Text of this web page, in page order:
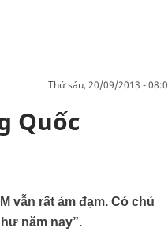
thứ sáu, 20/09/2013 -
Quốc
vẫn rất ảm đạm. Có chủ
năm nay”.